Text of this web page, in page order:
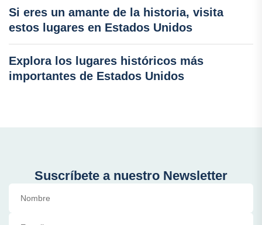
Si eres un amante de la historia, visita
estos lugares en Estados Unidos
Explora los lugares históricos más
importantes de Estados Unidos
Suscríbete a nuestro Newsletter